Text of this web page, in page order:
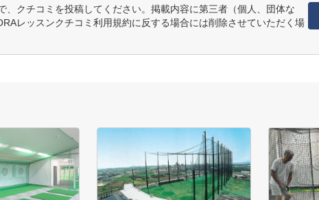
、クチコミを投稿してください。掲載内容に第三者（個人、団体な
レッスンクチコミ利用規約に反する場合には削除させていただく場